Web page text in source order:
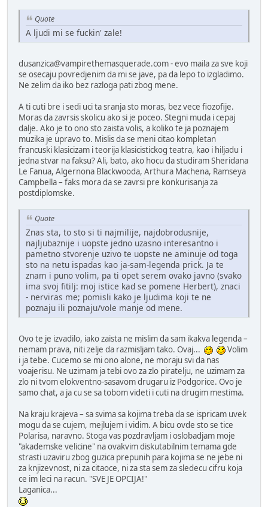
Quote
A ljudi mi se fuckin' zale!
dusanzica@vampirethemasquerade.com - evo maila za sve koji
se osecaju povredjenim da mi se jave, pa da lepo to izgladimo.
Ne zelim da iko bez razloga pati zbog mene.
A ti cuti bre i sedi uci ta sranja sto moras, bez vece fiozofije.
Moras da zavrsis skolicu ako si je poceo. Stegni muda i cepaj
dalje. Ako je to ono sto zaista volis, a koliko te ja poznajem
muzika je upravo to. Mislis da se meni citao kompletan
francuski klasicizam i teorija klasicistickog teatra, kao i hiljadu i
jedna stvar na faksu? Ali, bato, ako hocu da studiram Sheridana
Le Fanua, Algernona Blackwooda, Arthura Machena, Ramseya
Campbella – faks mora da se zavrsi pre konkurisanja za
postdiplomske.
Quote
Znas sta, to sto si ti najmilije, najdobrodusnije,
najljubaznije i uopste jedno uzasno interesantno i
pametno stvorenje uzivo te uopste ne aminuje od toga
sto na netu ispadas kao ja-sam-legenda prick. Ja te
znam i puno volim, pa ti opet serem ovako javno (svako
ima svoj fitilj: moj istice kad se pomene Herbert), znaci
- nerviras me; pomisli kako je ljudima koji te ne
poznaju ili poznaju/vole manje od mene.
Ovo te je izvadilo, iako zaista ne mislim da sam ikakva legenda –
nemam prava, niti zelje da razmisljam tako. Ovaj...
Volim
i ja tebe. Cucemo se mi ono alone, ne moraju svi da nas
voajerisu. Ne uzimam ja tebi ovo za zlo piratelju, ne uzimam za
zlo ni tvom elokventno-sasavom drugaru iz Podgorice. Ovo je
samo chat, a ja cu se sa tobom videti i cuti na drugim mestima.
Na kraju krajeva – sa svima sa kojima treba da se ispricam uvek
mogu da se cujem, mejlujem i vidim. A bicu ovde sto se tice
Polarisa, naravno. Stoga vas pozdravljam i oslobadjam moje
"akademske velicine" na ovakvim diskutabilnim temama gde
strasti uzaviru zbog guzica prepunih para kojima se ne jebe ni
za knjizevnost, ni za citaoce, ni za sta sem za sledecu cifru koja
ce im leci na racun. "SVE JE OPCIJA!"
Laganica...